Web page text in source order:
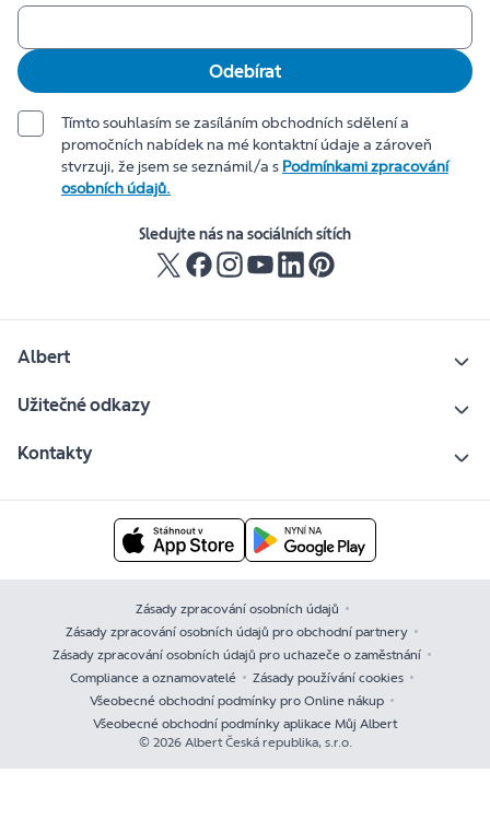
Odebírat
Tímto souhlasím se zasíláním obchodních sdělení a
promočních nabídek na mé kontaktní údaje a zároveň
stvrzuji, že jsem se seznámil/a s Podmínkami zpracování
osobních údajů.
Sledujte nás na sociálních sítích
Albert
Užitečné odkazy
Kontakty
Zásady zpracování osobních údajů
Zásady zpracování osobních údajů pro obchodní partnery
Zásady zpracování osobních údajů pro uchazeče o zaměstnání
Compliance a oznamovatelé
Zásady používání cookies
Všeobecné obchodní podmínky pro Online nákup
Všeobecné obchodní podmínky aplikace Můj Albert
© 2026 Albert Česká republika, s.r.o.